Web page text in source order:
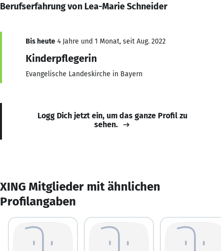
Berufserfahrung von Lea-Marie Schneider
Bis heute 4 Jahre und 1 Monat, seit Aug. 2022
Kinderpflegerin
Evangelische Landeskirche in Bayern
Logg Dich jetzt ein, um das ganze Profil zu
sehen.
XING Mitglieder mit ähnlichen
Profilangaben